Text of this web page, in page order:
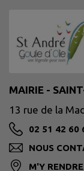
MAIRIE -
13 rue de la
02 51 42 60
NOUS
M'Y RENDRE